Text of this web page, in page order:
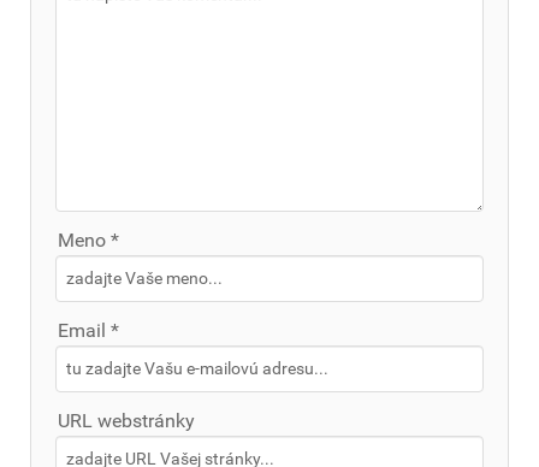
Meno *
Email *
URL webstránky